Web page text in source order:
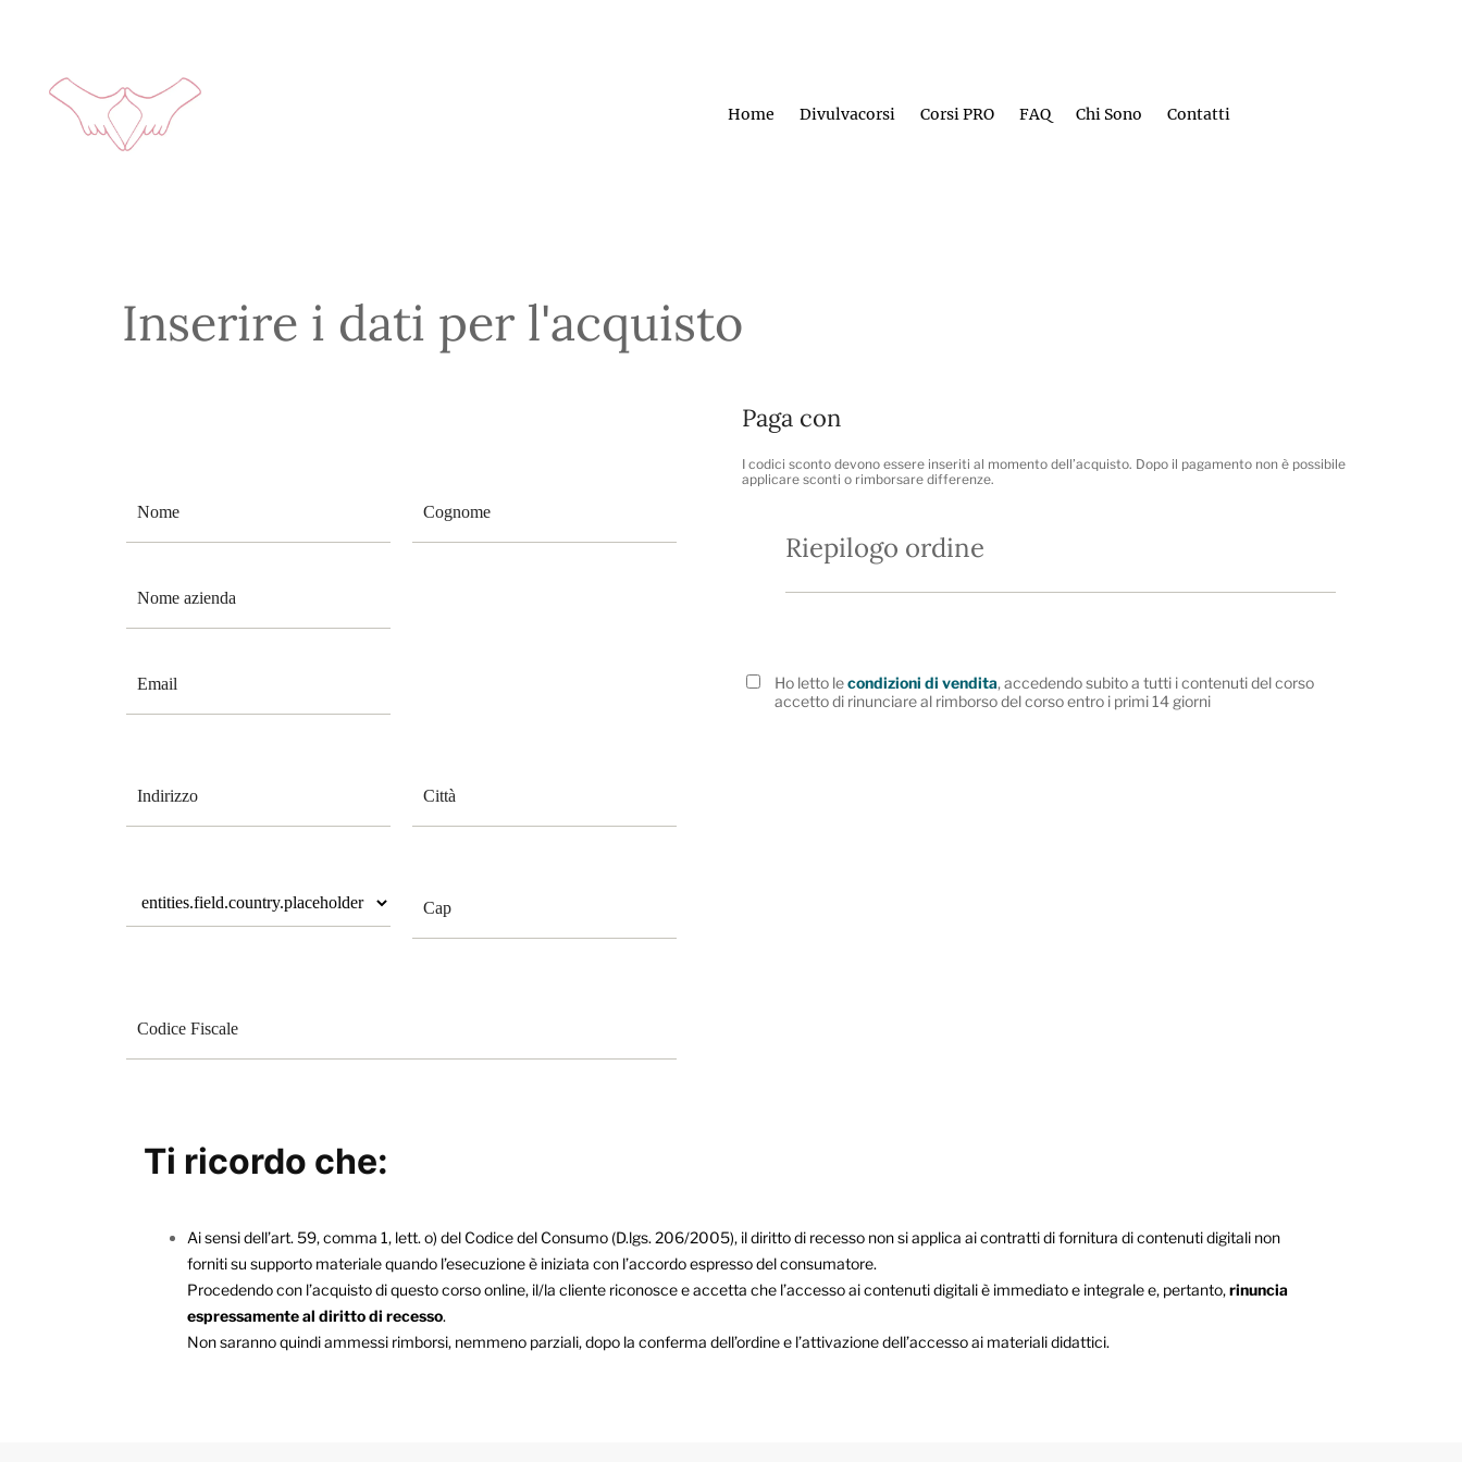
Home Divulvacorsi Corsi PRO FAQ Chi Sono Contatti
Inserire i dati per l'acquisto
Paga con
I codici sconto devono essere inseriti al momento dell’acquisto. Dopo il pagamento non è possibile
applicare sconti o rimborsare differenze.
Riepilogo ordine
Ho letto lecondizioni di vendita, accedendo subito a tutti i contenuti del corso
accetto di rinunciare al rimborso del corso entro i primi 14 giorni
Ti ricordo che:
Ai sensi dell’art. 59, comma 1, lett. o) del Codice del Consumo (D.lgs. 206/2005), il diritto di recesso non si applica ai contratti di fornitura di contenuti digitali non
forniti su supporto materiale quando l’esecuzione è iniziata con l’accordo espresso del consumatore.
Procedendo con l’acquisto di questo corso online, il/la cliente riconosce e accetta che l’accesso ai contenuti digitali è immediato e integrale e, pertanto,rinuncia
espressamente al diritto di recesso.
Non saranno quindi ammessi rimborsi, nemmeno parziali, dopo la conferma dell’ordine e l’attivazione dell’accesso ai materiali didattici.